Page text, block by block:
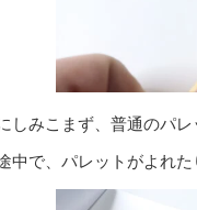
しみこまず、普通のパ
中で、パレットがよれた